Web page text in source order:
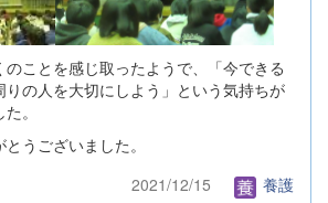
のことを感じ取ったようで、「今できる
りの人を大切にしよう」という気持ちが
。
うございました。
2021/12/15
養護